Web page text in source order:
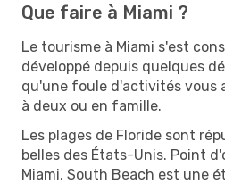
Que faire à Miami ?
Le tourisme à Miami s'est
développé depuis quelques
qu'une foule d'activités vous
à deux ou en famille.
Les plages de Floride sont
belles des États-Unis. Point
Miami, South Beach est une